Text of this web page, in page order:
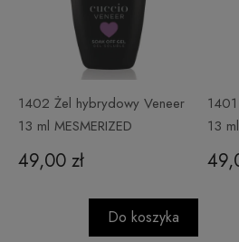
1402 Żel hybrydowy Veneer
13 ml MESMERIZED
49,00 zł
Do koszyka
13